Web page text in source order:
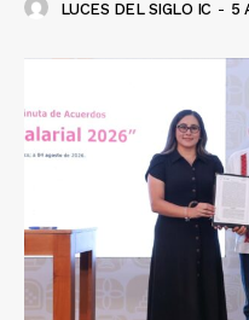
LUCES DEL SIGLO IC - 5